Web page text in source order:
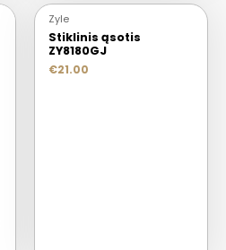
Zyle
Stiklinis ąsotis
ZY8180GJ
€21.00